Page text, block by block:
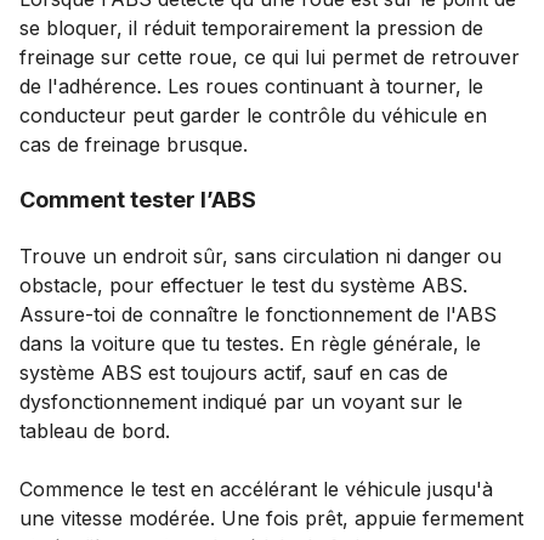
se bloquer, il réduit temporairement la pression de
freinage sur cette roue, ce qui lui permet de retrouver
de l'adhérence. Les roues continuant à tourner, le
conducteur peut garder le contrôle du véhicule en
cas de freinage brusque.
Comment tester l’ABS
Trouve un endroit sûr, sans circulation ni danger ou
obstacle, pour effectuer le test du système ABS.
Assure-toi de connaître le fonctionnement de l'ABS
dans la voiture que tu testes. En règle générale, le
système ABS est toujours actif, sauf en cas de
dysfonctionnement indiqué par un voyant sur le
tableau de bord.
Commence le test en accélérant le véhicule jusqu'à
une vitesse modérée. Une fois prêt, appuie fermement